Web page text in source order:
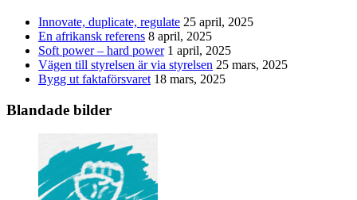
Innovate, duplicate, regulate 25 april, 2025
En afrikansk referens 8 april, 2025
Soft power – hard power 1 april, 2025
Vägen till styrelsen är via styrelsen 25 mars, 2025
Bygg ut faktaförsvaret 18 mars, 2025
Blandade bilder